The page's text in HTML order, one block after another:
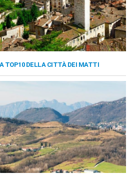
TOP10 DELLA CITTÀ DEI MATTI